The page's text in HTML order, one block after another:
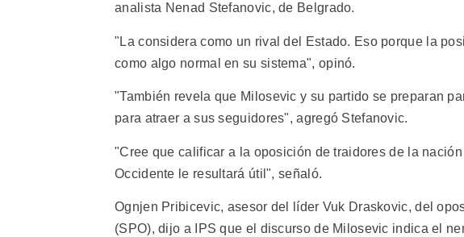
analista Nenad Stefanovic, de Belgrado.
"La considera como un rival del Estado. Eso porque la
como algo normal en su sistema", opinó.
"También revela que Milosevic y su partido se preparan
para atraer a sus seguidores", agregó Stefanovic.
"Cree que calificar a la oposición de traidores de la
Occidente le resultará útil", señaló.
Ognjen Pribicevic, asesor del líder Vuk Draskovic, del
(SPO), dijo a IPS que el discurso de Milosevic indica el